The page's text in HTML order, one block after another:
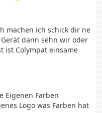
machen ich schick dir ne
dann sehn wir oder
ist Colympat einsame
Eigenen Farben
Logo was Farben hat